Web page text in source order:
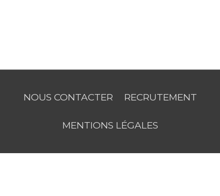
NOUS CONTACTER RECRUTEMENT
MENTIONS LÉGALES